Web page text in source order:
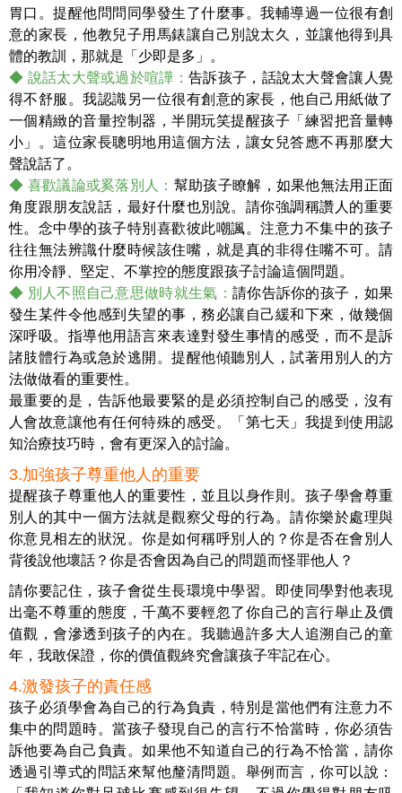
胃口。提醒他問問同學發生了什麼事。我輔導過一位很有創
意的家長，他教兒子用馬錶讓自己別說太久，並讓他得到具
體的教訓，那就是「少即是多」。
◆ 說話太大聲或過於喧譁： 告訴孩子，話說太大聲會讓人覺
得不舒服。我認識另一位很有創意的家長，他自己用紙做了
一個精緻的音量控制器，半開玩笑提醒孩子「練習把音量轉
小」。這位家長聰明地用這個方法，讓女兒答應不再那麼大
聲說話了。
◆ 喜歡議論或奚落別人： 幫助孩子瞭解，如果他無法用正面
角度跟朋友說話，最好什麼也別說。請你強調稱讚人的重要
性。念中學的孩子特別喜歡彼此嘲諷。注意力不集中的孩子
往往無法辨識什麼時候該住嘴，就是真的非得住嘴不可。請
你用冷靜、堅定、不掌控的態度跟孩子討論這個問題。
◆ 別人不照自己意思做時就生氣： 請你告訴你的孩子，如果
發生某件令他感到失望的事，務必讓自己緩和下來，做幾個
深呼吸。指導他用語言來表達對發生事情的感受，而不是訴
諸肢體行為或急於逃開。提醒他傾聽別人，試著用別人的方
法做做看的重要性。
最重要的是，告訴他最要緊的是必須控制自己的感受，沒有
人會故意讓他有任何特殊的感受。「第七天」我提到使用認
知治療技巧時，會有更深入的討論。
3.加強孩子尊重他人的重要
提醒孩子尊重他人的重要性，並且以身作則。孩子學會尊重
別人的其中一個方法就是觀察父母的行為。請你樂於處理與
你意見相左的狀況。你是如何稱呼別人的？你是否在會別人
背後說他壞話？你是否會因為自己的問題而怪罪他人？
請你要記住，孩子會從生長環境中學習。即使同學對他表現
出毫不尊重的態度，千萬不要輕忽了你自己的言行舉止及價
值觀，會滲透到孩子的內在。我聽過許多大人追溯自己的童
年，我敢保證，你的價值觀終究會讓孩子牢記在心。
4.激發孩子的責任感
孩子必須學會為自己的行為負責，特別是當他們有注意力不
集中的問題時。當孩子發現自己的言行不恰當時，你必須告
訴他要為自己負責。如果他不知道自己的行為不恰當，請你
透過引導式的問話來幫他釐清問題。舉例而言，你可以說：